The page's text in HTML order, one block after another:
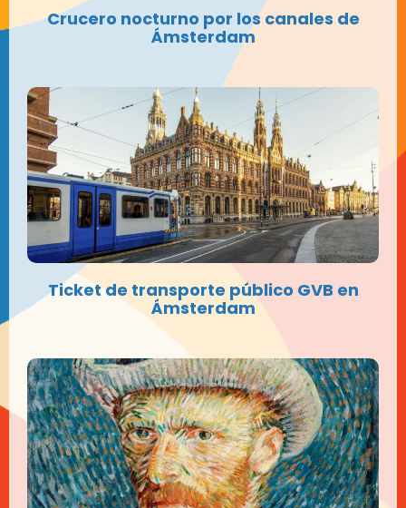
Crucero nocturno por los canales de
Ámsterdam
Ticket de transporte público GVB en
Ámsterdam